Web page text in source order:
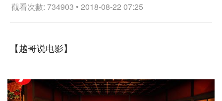
觀看次數: 734903 • 2018-08-22 07:25
【越哥说电影】